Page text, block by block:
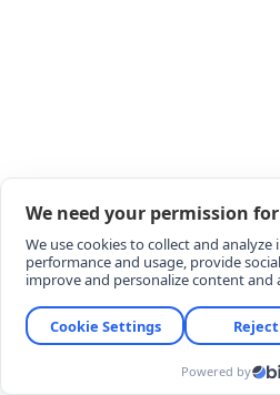
Stopaj ve Ürün Türü Farkı:
gibi) ile standart mevduat
katılım bankalarının kâr